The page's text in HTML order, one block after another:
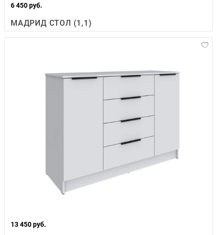
6 450 руб.
МАДРИД СТОЛ (1,1)
13 450 руб.